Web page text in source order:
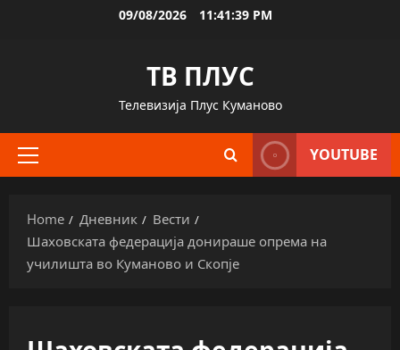
09/08/2026 11:41:40 PM
ТВ ПЛУС
Телевизија Плус Куманово
Primary
YOUTUBE
Home Дневник
Вести
Шаховската федерација донираше опрема на
училишта во Куманово и Скопје